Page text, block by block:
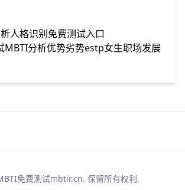
人格识别免费测试入口
MBTI分析优势劣势estp女生职场发展
免费测试mbtir.cn. 保留所有权利.